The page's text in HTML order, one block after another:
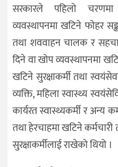
सरकारले पहिलो चरणमा
व्यवस्थापनमा खटिने फोहर
तथा शववाहन चालक र
दिने वा खोप व्यवस्थापनमा
खटिने सुरक्षाकर्मी तथा
व्यक्ति, महिला स्वास्थ्य
कार्यरत स्वास्थ्यकर्मी र अन्य
तथा हेरचाहमा खटिने कर्मचारी
सुरक्षाकर्मीलाई राखेको थियो ।